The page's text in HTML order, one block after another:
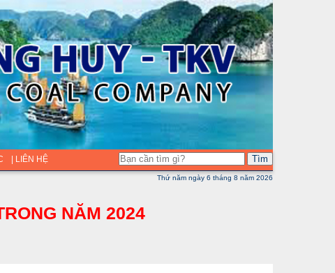
| LIÊN HỆ Tìm
Thứ năm ngày 6 tháng 8 năm 2026
NĂM 2024